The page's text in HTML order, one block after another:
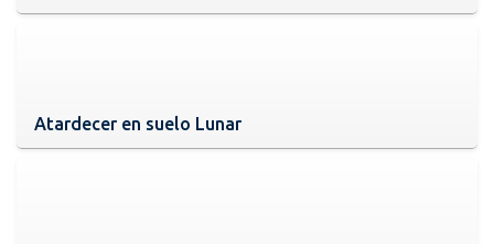
Atardecer en suelo Lunar